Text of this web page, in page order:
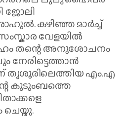
ജോലി
കഴിഞ്ഞ മാർച്ച്
വേളയിൽ
തന്റെ അനുശോചനം
നേരിട്ടെത്താൻ
തൃശൂരിലെത്തിയ എം.എ
കുടുംബത്തെ